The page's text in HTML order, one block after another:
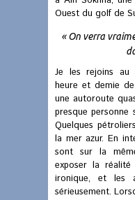
Ouest du golf de
« On verra
Je les rejoins au
heure et demie
une autoroute
presque personne
Quelques
la mer azur. En
sont sur la
exposer la
ironique, et les
sérieusement.